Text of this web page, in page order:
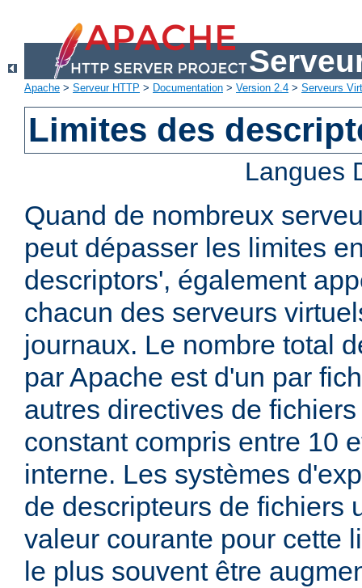
Apache > Serveur HTTP > Documentation > Version 2.4 > Serveurs
Limites des
Langues
Quand de nombreux
peut dépasser les limites
descriptors', également
chacun des serveurs
journaux. Le nombre total
par Apache est d'un par
autres directives de
constant compris entre 10
interne. Les systèmes
de descripteurs de fichiers
valeur courante pour cette
le plus souvent être